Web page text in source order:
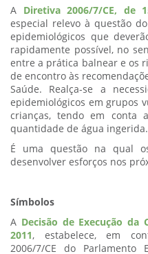
A Diretiva 2006/7/CE, de
especial relevo à questão
epidemiológicos que
rapidamente possível, no
entre a prática balnear e os
de encontro às
Saúde. Realça-se a
epidemiológicos em grupos
crianças, tendo em conta
quantidade de água ingerida.
É uma questão na qual
desenvolver esforços nos
Símbolos
A Decisão de Execução
2011, estabelece, em
2006/7/CE do Parlamento